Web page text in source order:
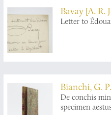
Bavay [A. R.
Letter to
Bianchi, G.
De conchis
specimen